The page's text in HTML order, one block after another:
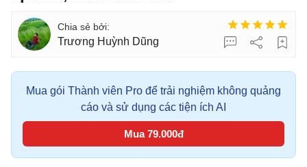
Trương Huỳnh Dũng
Mua gói Thành viên Pro để trải nghiệm không quảng
cáo và sử dụng các tiện ích AI
Mua 79.000đ